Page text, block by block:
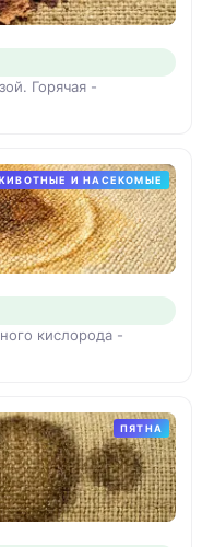
Горячая -
И НАСЕКОМЫЕ
кислорода -
ПЯТНА